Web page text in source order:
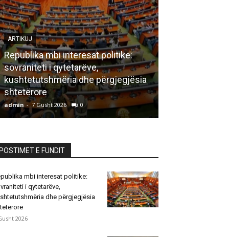
ARTIKUJ
Republika mbi interesat politike:
sovraniteti i qytetarëve,
kushtetutshmëria dhe përgjegjësia
shtetërore
admin - 7 Gusht 2026 0
E FUNDIT
mbi interesat politike:
i qytetarëve,
dhe përgjegjësia
2026